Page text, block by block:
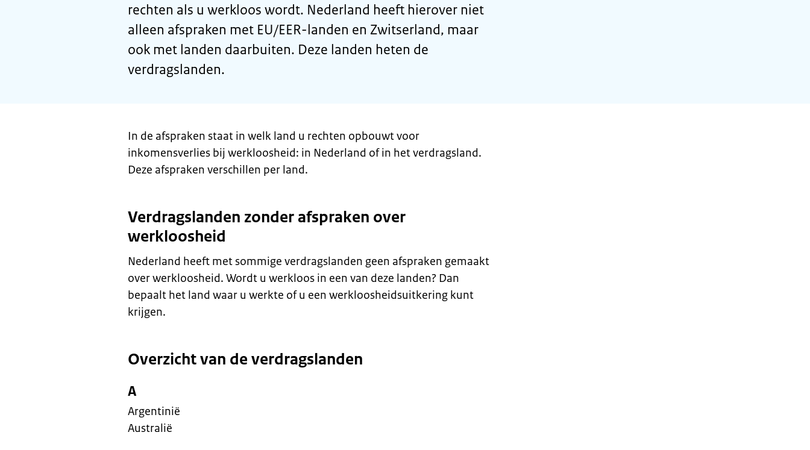
rechten als u werkloos wordt. Nederland heeft hierover niet
alleen afspraken met EU/EER-landen en Zwitserland, maar
ook met landen daarbuiten. Deze landen heten de
verdragslanden.
In de afspraken staat in welk land u rechten opbouwt voor
inkomensverlies bij werkloosheid: in Nederland of in het verdragsland.
Deze afspraken verschillen per land.
Verdragslanden zonder afspraken over
werkloosheid
Nederland heeft met sommige verdragslanden geen afspraken gemaakt
over werkloosheid. Wordt u werkloos in een van deze landen? Dan
bepaalt het land waar u werkte of u een werkloosheidsuitkering kunt
krijgen.
Overzicht van de verdragslanden
A
Argentinië
Australië